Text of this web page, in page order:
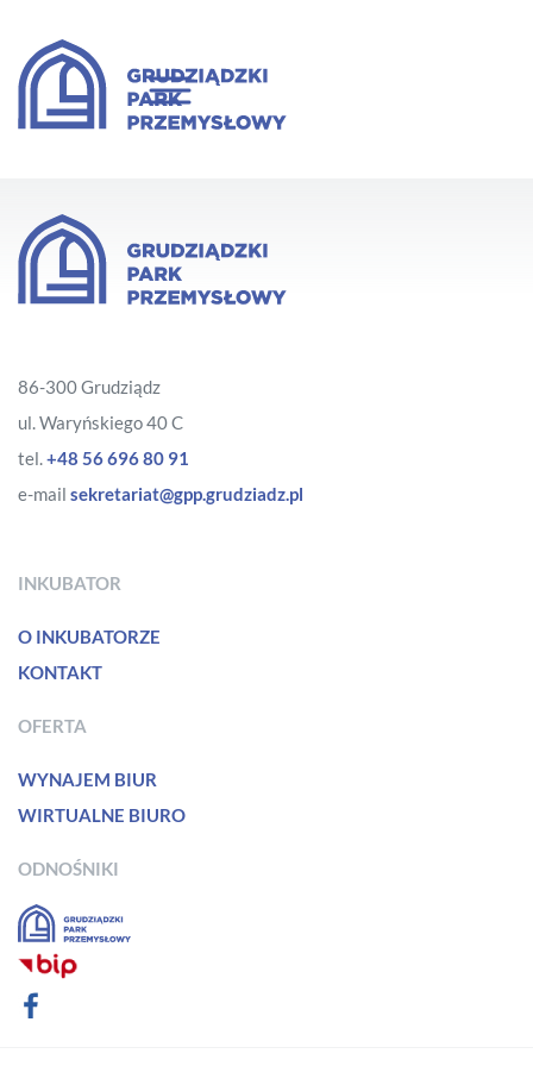
86-300 Grudziądz
ul. Waryńskiego 40 C
tel.+48 56 696 80 91
e-mail sekretariat@gpp.grudziadz.pl
INKUBATOR
O INKUBATORZE
KONTAKT
OFERTA
WYNAJEM BIUR
WIRTUALNE BIURO
ODNOŚNIKI